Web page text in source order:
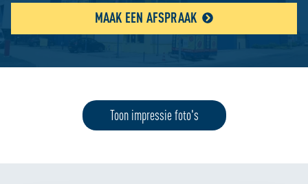
MAAK EEN AFSPRAAK
Toon impressie foto's